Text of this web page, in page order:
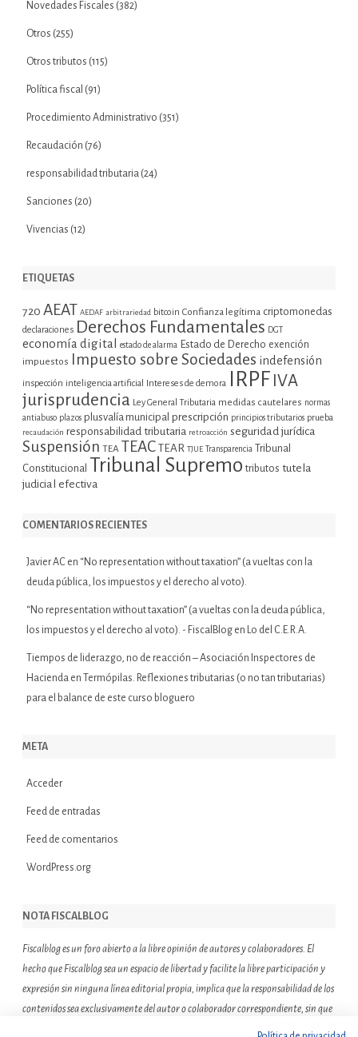
Novedades Fiscales (382)
Otros (255)
Otros tributos (115)
Política fiscal (91)
Procedimiento Administrativo (351)
Recaudación (76)
responsabilidad tributaria (24)
Sanciones (20)
Vivencias (12)
ETIQUETAS
720 AEAT AEDAF arbitrariedad bitcoin Confianza legítima criptomonedas
declaraciones Derechos Fundamentales DGT
economía digital estado de alarma Estado de Derecho exención
impuestos Impuesto sobre Sociedades indefensión
inspección inteligencia artificial Intereses de demora IRPF IVA
jurisprudencia Ley General Tributaria medidas cautelares normas
antiabuso plazos plusvalía municipal prescripción principios tributarios prueba
recaudación responsabilidad tributaria retroacción seguridad jurídica
Suspensión TEA TEAC TEAR TJUE Transparencia Tribunal
Constitucional Tribunal Supremo tributos tutela
judicial efectiva
COMENTARIOS RECIENTES
Javier AC en “No representation without taxation” (a vueltas con la
deuda pública, los impuestos y el derecho al voto).
“No representation without taxation” (a vueltas con la deuda pública,
los impuestos y el derecho al voto). - FiscalBlog en Lo del C.E.R.A.
Tiempos de liderazgo, no de reacción – Asociación Inspectores de
Hacienda en
Termópilas. Reflexiones tributarias (o no tan tributarias)
para el balance de este curso bloguero
META
Acceder
Feed de entradas
Feed de comentarios
WordPress.org
NOTA FISCALBLOG
Fiscalblog es un foro abierto a la libre opinión de autores y colaboradores. El
hecho que Fiscalblog sea un espacio de libertad y facilite la libre participación y
expresión sin ninguna línea editorial propia, implica que la responsabilidad de los
contenidos sea exclusivamente del autor o colaborador correspondiente, sin que
ello suponga que el resto de miembros de la comunidad de Fiscalblog asuman o